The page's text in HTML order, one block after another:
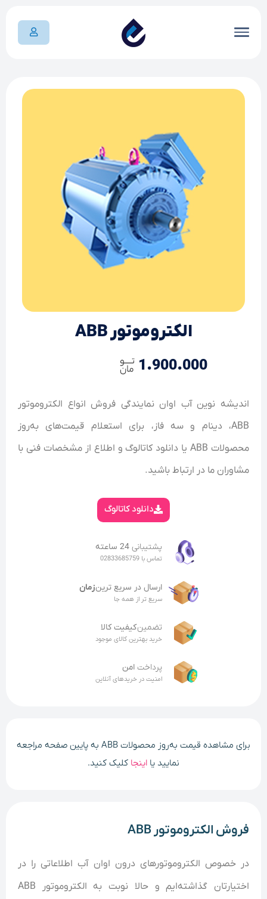
الکتروموتور ABB
1.900.000
اندیشه نوین آب اوان نمایندگی فروش انواع الکتروموتور
ABB، دینام و سه فاز، برای استعلام قیمت‌های به‌روز
محصولات ABB یا دانلود کاتالوگ و اطلاع از مشخصات فنی با
مشاوران ما در ارتباط باشید.
دانلود کاتالوگ
پشتیبانی 24 ساعته
تماس با 02833685759
ارسال در سریع ترینزمان
سریع تر از همه جا
تضمینکیفیت کالا
خرید بهترین کالای موجود
پرداخت امن
امنیت در خریدهای آنلاین
برای مشاهده قیمت به‌‌روز محصولات ABB به پایین صفحه مراجعه
نمایید یا اینجا کلیک کنید.
فروش الکتروموتور ABB
در خصوص الکتروموتور‌های درون اوان آب اطلاعاتی را در
اختیارتان گذاشته‌ایم و حالا نوبت به الکتروموتور ABB